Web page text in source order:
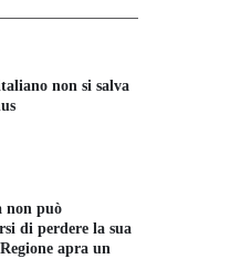
non si salva
non può
di perdere la sua
apra un